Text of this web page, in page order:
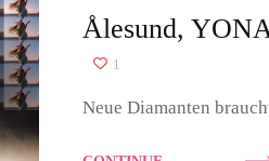
Ålesund,
1
Neue Diamanten